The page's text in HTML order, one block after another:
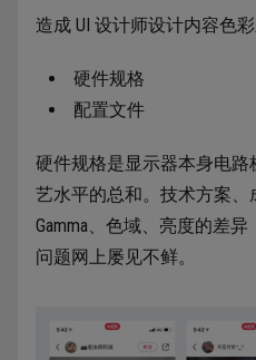
造成 UI 设计师设计内容色
硬件规格
配置文件
硬件规格是显示器本身电
艺水平的总和。技术方案
Gamma、色域、亮度的差
问题网上屡见不鲜。